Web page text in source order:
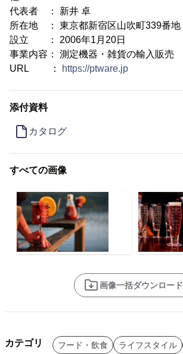
代表者 ： 新井 卓
所在地 ： 東京都新宿区山吹町339番地
設立 ： 2006年1月20日
事業内容： 測定機器・雑貨の輸入販売
URL ：
https://ptware.jp
添付資料
カタログ
すべての画像
画像一括ダウンロード
カテゴリ フード・飲食 ライフスタイル